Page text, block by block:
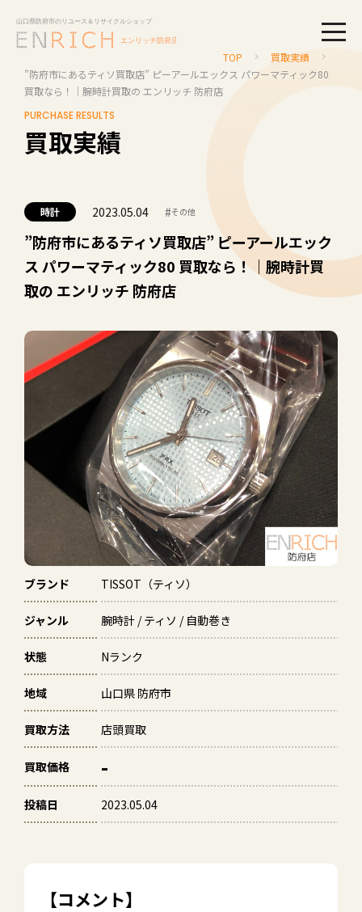
TOP
買取実績
”防府市にあるティソ買取店” ピーアールエックス パワーマティック80
買取なら！｜腕時計買取の エンリッチ 防府店
PURCHASE RESULTS
買取実績
時計 2023.05.04 #その他
”防府市にあるティソ買取店” ピーアールエック
ス パワーマティック80 買取なら！｜腕時計買
取の エンリッチ 防府店
ブランド TISSOT（ティソ）
ジャンル 腕時計 / ティソ / 自動巻き
状態 Nランク
地域 山口県 防府市
買取方法 店頭買取
買取価格 -
投稿日 2023.05.04
【コメント】